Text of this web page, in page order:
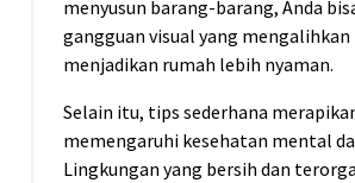
menyusun barang-barang, Anda
gangguan visual yang
menjadikan rumah lebih nyaman.
Selain itu, tips sederhana
memengaruhi kesehatan mental
Lingkungan yang bersih dan